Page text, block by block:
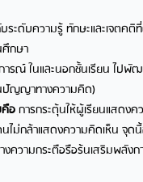
บระดับความรู้ ทักษะและเจตค
กษา
ารณ์ ในและนอกชั้นเรียน ไปพั
นปัญญาทางความคิด)
อการกระตุ้นให้ผู้เรียนแสดงค
ไม่กล้าแสดงความคิดเห็น จุด
งความกระตือรือร้นเสริมพลังก